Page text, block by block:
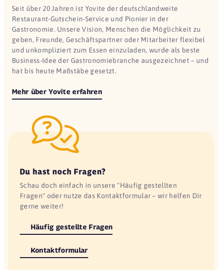
Seit über 20 Jahren ist Yovite der deutschlandweite
Restaurant-Gutschein-Service und Pionier in der
Gastronomie. Unsere Vision, Menschen die Möglichkeit zu
geben, Freunde, Geschäftspartner oder Mitarbeiter flexibel
und unkompliziert zum Essen einzuladen, wurde als beste
Business-Idee der Gastronomiebranche ausgezeichnet – und
hat bis heute Maßstäbe gesetzt.
Mehr über Yovite erfahren
Du hast noch Fragen?
Schau doch einfach in unsere "Häufig gestellten
Fragen" oder nutze das Kontaktformular – wir helfen Dir
gerne weiter!
Häufig gestellte Fragen
Kontaktformular